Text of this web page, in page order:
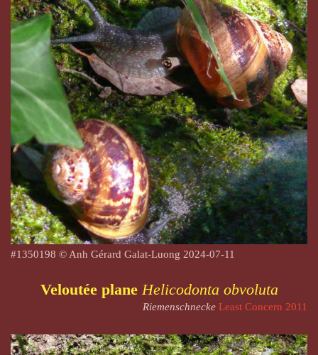
#1350198 © Anh Gérard Galat-Luong 2024-07-11
Veloutée plane Helicodonta obvoluta
Riemenschnecke Least Concern 2011